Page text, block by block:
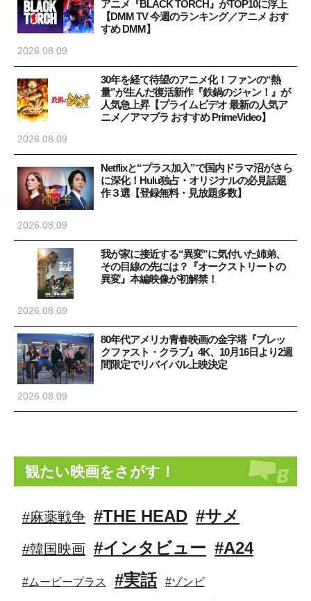
アニメ『BLACK TORCH』がTOP10に浮上
【DMM TV 今週のランキング／アニメ おす
すめ DMM】
2026.08.09
30年を経て待望のアニメ化！ファンの“熱
量”が生んだ復活新作『鉄鍋のジャン！』が
人気急上昇【プライムビデオ 最新の人気ア
ニメ／アマプラ おすすめ PrimeVideo】
2026.08.09
Netflixと“プラス加入”で国内ドラマ沼がさら
に深化！Hulu独占・オリジナルの必見話題
作３選【登録無料・見放題多数】
2026.08.09
我が家に接近する“異変”に気付いた姉弟、
その目線の先には？『オークストリートの
異変』本編映像が初解禁！
2026.08.09
80年代アメリカ青春映画の金字塔『ブレッ
クファスト・クラブ』4K、10月16日より2週
間限定でリバイバル上映決定
2026.08.09
観たい映画をさがす！
#麻薬戦争 #THE HEAD #サメ
#韓国映画 #インタビュー #A24
#ムービープラス #実話 #ゾンビ